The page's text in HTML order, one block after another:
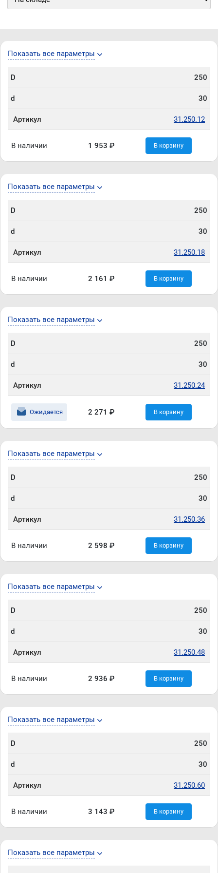
Показать все параметры
D 250
d 30
Артикул 31.250.12
В наличии 1 953 ₽ В корзину
Показать все параметры
D 250
d 30
Артикул 31.250.18
В наличии 2 161 ₽ В корзину
Показать все параметры
D 250
d 30
Артикул 31.250.24
Ожидается 2 271 ₽ В корзину
Показать все параметры
D 250
d 30
Артикул 31.250.36
В наличии 2 598 ₽ В корзину
Показать все параметры
D 250
d 30
Артикул 31.250.48
В наличии 2 936 ₽ В корзину
Показать все параметры
D 250
d 30
Артикул 31.250.60
В наличии 3 143 ₽ В корзину
Показать все параметры